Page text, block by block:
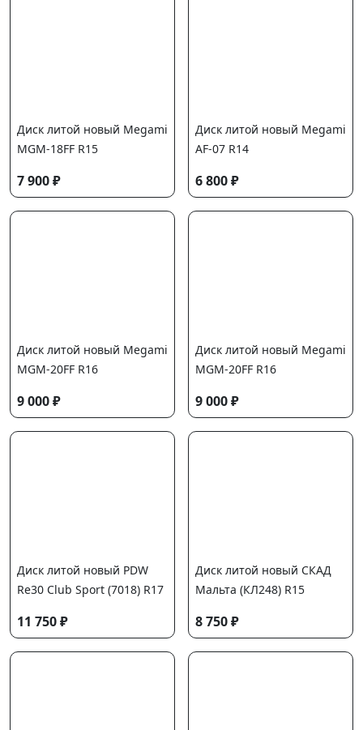
Диск литой новый Megami
MGM-18FF R15
7 900 ₽
Диск литой новый Megami
AF-07 R14
6 800 ₽
Диск литой новый Megami
MGM-20FF R16
9 000 ₽
Диск литой новый Megami
MGM-20FF R16
9 000 ₽
Диск литой новый PDW
Re30 Club Sport (7018) R17
11 750 ₽
Диск литой новый СКАД
Мальта (КЛ248) R15
8 750 ₽